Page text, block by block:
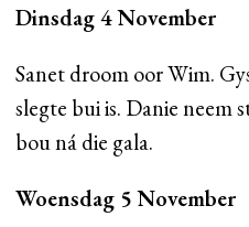
Dinsdag 4 November
Sanet droom oor Wim.
slegte bui is. Danie neem
bou ná die gala.
Woensdag 5 November